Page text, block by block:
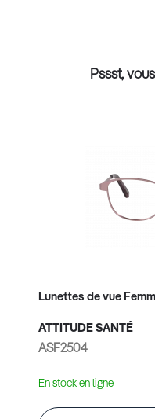
Pssst,
Lunettes de vue
ATTITUDE SANTÉ
ASF2504
En stock en ligne